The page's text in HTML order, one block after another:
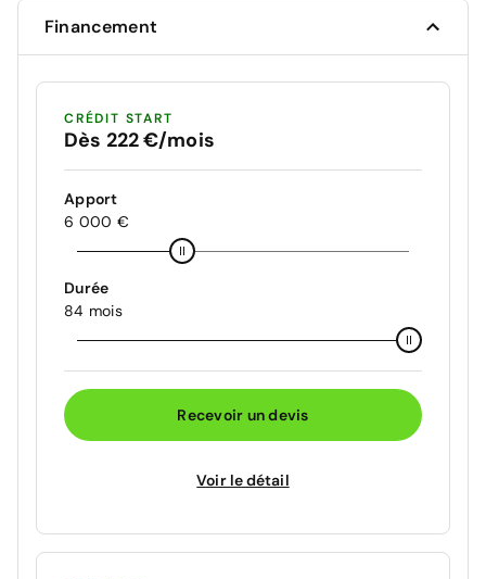
Financement
CRÉDIT START
Dès 222 €/mois
Apport
6 000 €
Durée
84 mois
Recevoir un devis
Voir le détail